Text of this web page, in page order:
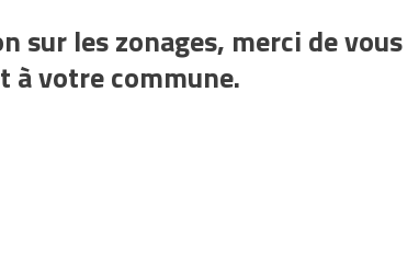
sur les zonages, merci de vous
à votre commune.